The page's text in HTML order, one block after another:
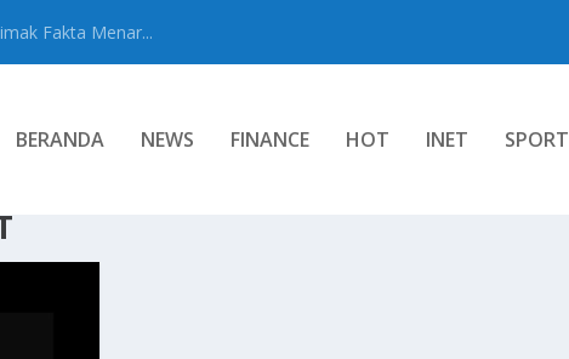
Fakta Menar...
BERANDA NEWS FINANCE HOT INET SPORT